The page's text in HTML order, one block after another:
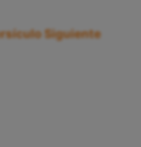
Siguiente